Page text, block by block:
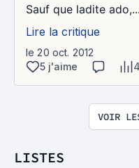
Sauf que ladite ado,...
Lire la critique
le 20 oct. 2012
5 j'aime
VOIR
LISTES